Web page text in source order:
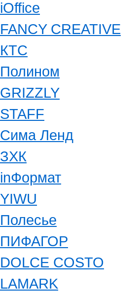
iOffice
FANCY CREATIVE
КТС
Полином
GRIZZLY
STAFF
Сима Ленд
ЗХК
inФормат
YIWU
Полесье
ПИФАГОР
DOLCE COSTO
LAMARK